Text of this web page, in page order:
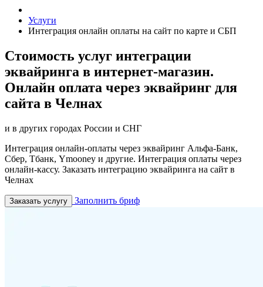
Услуги
Интеграция онлайн оплаты на сайт по карте и СБП
Стоимость услуг интеграции
эквайринга в интернет-магазин.
Онлайн оплата через эквайринг для
сайта в Челнах
и в других городах России и СНГ
Интеграция онлайн-оплаты через эквайринг Альфа-Банк,
Сбер, Тбанк, Ymooney и другие. Интеграция оплаты через
онлайн-кассу. Заказать интеграцию эквайринга на сайт в
Челнах
Заказать услугу Заполнить бриф